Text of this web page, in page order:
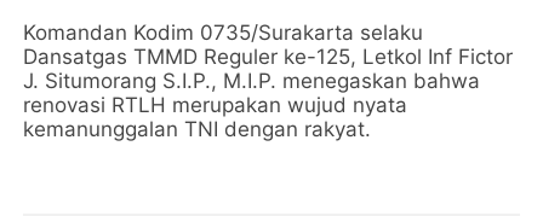
Komandan Kodim 0735/Surakarta selaku
Dansatgas TMMD Reguler ke-125, Letkol Inf Fictor
J. Situmorang S.I.P., M.I.P. menegaskan bahwa
renovasi RTLH merupakan wujud nyata
kemanunggalan TNI dengan rakyat.